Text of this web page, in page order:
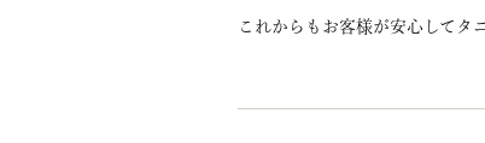
これからもお客様が安心してタ